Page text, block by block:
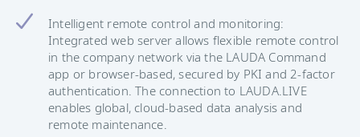
Intelligent remote control and monitoring:
Integrated web server allows flexible remote control
in the company network via the LAUDA Command
app or browser-based, secured by PKI and 2-factor
authentication. The connection to LAUDA.LIVE
enables global, cloud-based data analysis and
remote maintenance.